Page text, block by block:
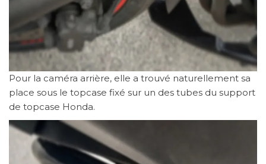
Pour la caméra arrière, elle a trouvé naturellement sa
place sous le topcase fixé sur un des tubes du support
de topcase Honda.